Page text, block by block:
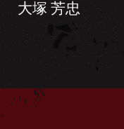
大塚 芳忠